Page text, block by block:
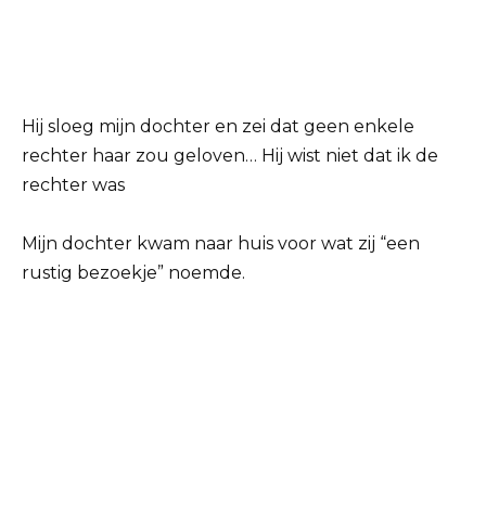
Hij sloeg mijn dochter en zei dat geen enkele
rechter haar zou geloven… Hij wist niet dat ik de
rechter was
Mijn dochter kwam naar huis voor wat zij “een
rustig bezoekje” noemde.